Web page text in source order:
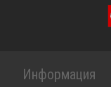
Информация